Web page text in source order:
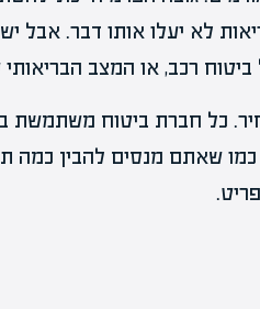
לא יעלו אותו דבר. אבל
רכב, או המצב
כל חברת ביטוח משתמשת
כמו שאתם מנסים להבין